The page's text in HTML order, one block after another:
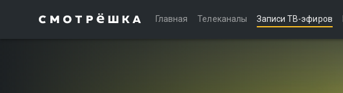
Главная Телеканалы Записи ТВ-эфиров